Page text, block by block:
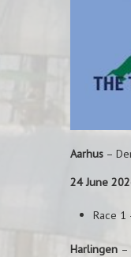
Aarhus–
24 June
Race 1
Harlingen –